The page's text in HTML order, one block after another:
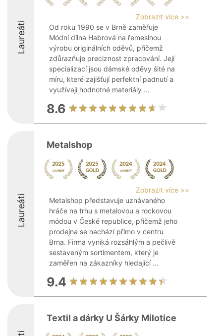
Laureáti
Zobrazit více >>
Od roku 1990 se v Brně zaměřuje
Módní dílna Habrová na řemeslnou
výrobu originálních oděvů, přičemž
zdůrazňuje preciznost zpracování. Její
specializací jsou dámské oděvy šité na
míru, které zajišťují perfektní padnutí a
využívají hodnotné materiály ...
8.6
Laureáti
Metalshop
Zobrazit více >>
Metalshop představuje uznávaného
hráče na trhu s metalovou a rockovou
módou v České republice, přičemž jeho
prodejna se nachází přímo v centru
Brna. Firma vyniká rozsáhlým a pečlivě
sestaveným sortimentem, který je
zaměřen na zákazníky hledající ...
9.4
Textil a dárky U Šárky Milotice